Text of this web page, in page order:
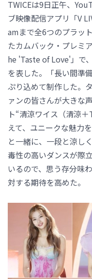
TWICEは9日正午、
ブ映像配信アプリ「V
amまで全6つのプラッ
たカムバック・プレミ
he 'Taste of Love'」で
を表した。「長い間準
ぷり込めて制作した。
ァンの皆さんが大きな
ト“清涼ワイス（清涼
えて、ユニークな魅力
と一緒に、一段と涼し
毒性の高いダンスが際
いるので、思う存分味
対する期待を高めた。